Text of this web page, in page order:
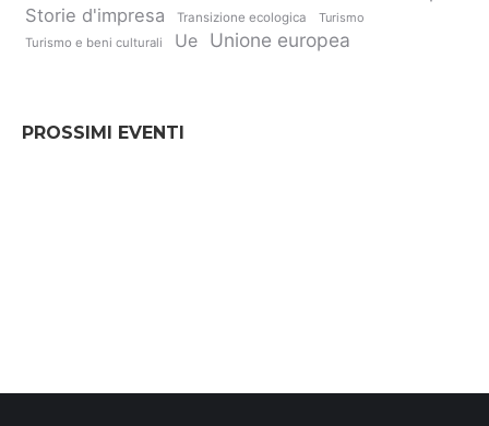
Storie d'impresa
Transizione ecologica
Turismo
Turismo e beni culturali
Ue Unione europea
PROSSIMI EVENTI